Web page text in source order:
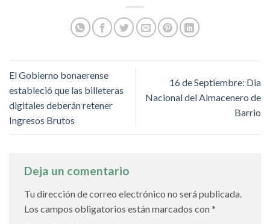
El Gobierno bonaerense
estableció que las billeteras
digitales deberán retener
Ingresos Brutos
16 de Septiembre: Dia
Nacional del Almacenero de
Barrio
Deja un comentario
Tu dirección de correo electrónico no será publicada.
Los campos obligatorios están marcados con*